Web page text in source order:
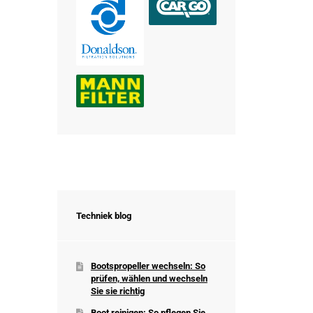
Techniek blog
Bootspropeller wechseln: So
prüfen, wählen und wechseln
Sie sie richtig